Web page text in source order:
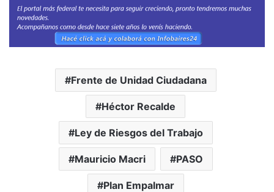
Frente de Unidad Ciudadana
Héctor Recalde
Ley de Riesgos del Trabajo
Mauricio Macri PASO
Plan Empalmar